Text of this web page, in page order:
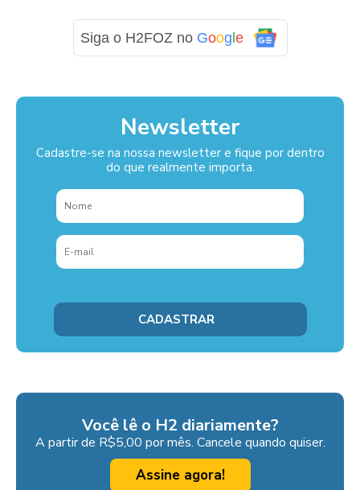
Siga o H2FOZ no Google
Newsletter
Cadastre-se na nossa newsletter e fique por dentro
do que realmente importa.
Você lê o H2 diariamente?
A partir de R$5,00 por mês. Cancele quando quiser.
Assine agora!